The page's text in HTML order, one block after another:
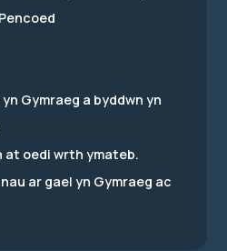
Gymraeg a byddwn yn
at oedi wrth ymateb.
ar gael yn Gymraeg ac